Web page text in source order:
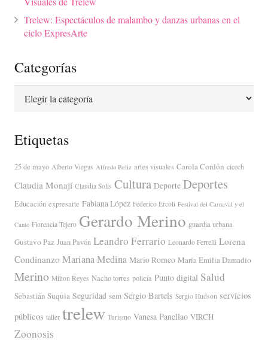
Trelew: Espectáculos de malambo y danzas urbanas en el
ciclo ExpresArte
Categorías
Categorías
Etiquetas
25 de mayo Alberto Viegas Alfredo Beliz artes visuales Carola Cordón cicech
Claudia Monají Claudia Solis Cultura Deporte Deportes
Educación expresarte Fabiana López Federico Ercoli Festival del Carnaval y el
Canto Florencia Tejero Gerardo Merino guardia urbana
Gustavo Paz Juan Pavón Leandro Ferrario Leonardo Ferrelli Lorena
Condinanzo Mariana Medina Mario Romeo María Emilia Damadio
Merino Milton Reyes Nacho torres policía Punto digital Salud
Sebastián Suquia Seguridad sem Sergio Bartels Sergio Hudson servicios
públicos taller trelew Turismo Vanesa Panellao VIRCH
Zoonosis